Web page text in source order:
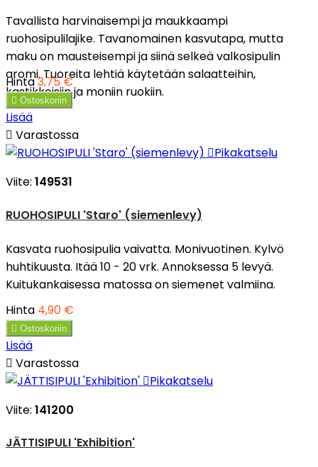
Tavallista harvinaisempi ja maukkaampi
ruohosipulilajike. Tavanomainen kasvutapa, mutta
maku on mausteisempi ja siinä selkeä valkosipulin
aromi. Tuoreita lehtiä käytetään salaatteihin,
kastikkeisiin ja moniin ruokiin.
Hinta3,75 €
 Ostoskoriin
Lisää
 Varastossa
Pikakatselu
Viite: 149531
RUOHOSIPULI 'Staro' (siemenlevy)
Kasvata ruohosipulia vaivatta. Monivuotinen. Kylvö
huhtikuusta. Itää 10 - 20 vrk. Annoksessa 5 levyä.
Kuitukankaisessa matossa on siemenet valmiina.
Hinta 4,90 €
 Ostoskoriin
Lisää
 Varastossa
Pikakatselu
Viite: 141200
JÄTTISIPULI 'Exhibition'